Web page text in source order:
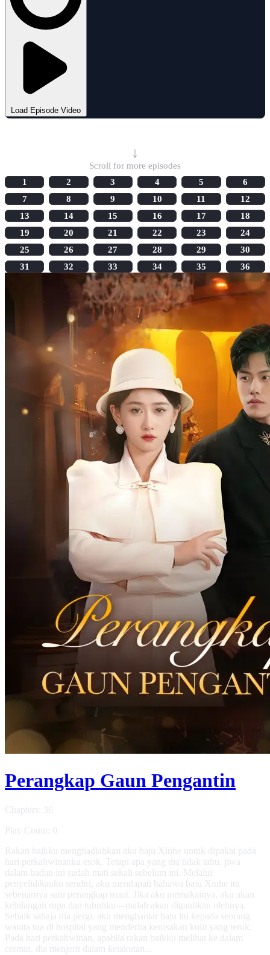
Load Episode Video
↓
Scroll for more episodes
1
2 3 4 5
6
7
8 9 10 11
12
13
14 15 16 17
18
19
20 21 22 23
24
25
26 27 28 29
30
31
32 33 34 35 36
Perangkap Gaun Pengantin
Chapters: 36
Play Count: 0
Rakan baikku menghadiahkan aku baju Xiuhe untuk dipakai pada
hari perkahwinanku esok. Tetapi apa yang dia tidak tahu, jiwa
dalam badan ini sudah mati sekali sebelum ini. Melalui
penyelidikanku sendiri, aku mendapati bahawa baju Xiuhe itu
sebenarnya satu perangkap maut. Jika aku memakainya, aku akan
kehilangan rupa dan tubuhku—malah akan digantikan olehnya.
Sebaik sahaja dia pergi, aku menghantar baju itu kepada seorang
wanita tua di hospital yang menderita kerosakan kulit yang teruk.
Pada hari perkahwinan, apabila rakan baikku melihat ke dalam
cermin, dia menjerit dalam ketakutan...